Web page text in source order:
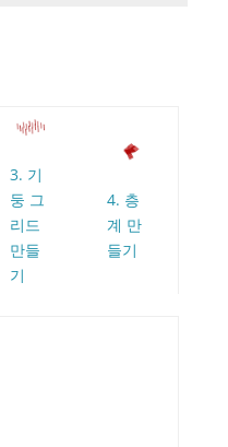
3. 기
둥 그
리드
만들
기
4. 층
계 만
들기